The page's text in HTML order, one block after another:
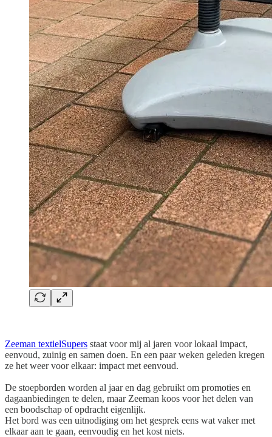
Zeeman textielSupers staat voor mij al jaren voor lokaal impact,
eenvoud, zuinig en samen doen. En een paar weken geleden kregen
ze het weer voor elkaar: impact met eenvoud.
De stoepborden worden al jaar en dag gebruikt om promoties en
dagaanbiedingen te delen, maar Zeeman koos voor het delen van
een boodschap of opdracht eigenlijk.
Het bord was een uitnodiging om het gesprek eens wat vaker met
elkaar aan te gaan, eenvoudig en het kost niets.